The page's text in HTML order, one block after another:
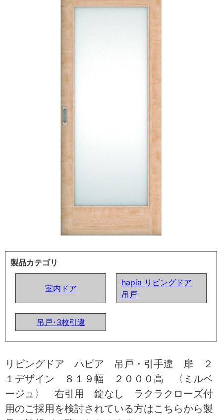
製品カテゴリ
室内ドア
hapia リビングドア
吊戸
吊戸･3枚引違
リビングドア ハピア 吊戸・引手違 扉 ２
１デザイン ８１９幅 ２０００高 〈ミルベ
ージュ〉 右引用 錠なし ラクラクローズ付
用のご採用を検討されている方はこちらから製